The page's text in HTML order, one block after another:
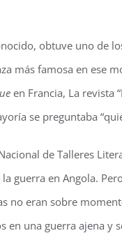
obtuve uno de
más famosa en ese
en Francia, La revista
se preguntaba
de Talleres
guerra en Angola.
no eran sobre
en una guerra ajena y